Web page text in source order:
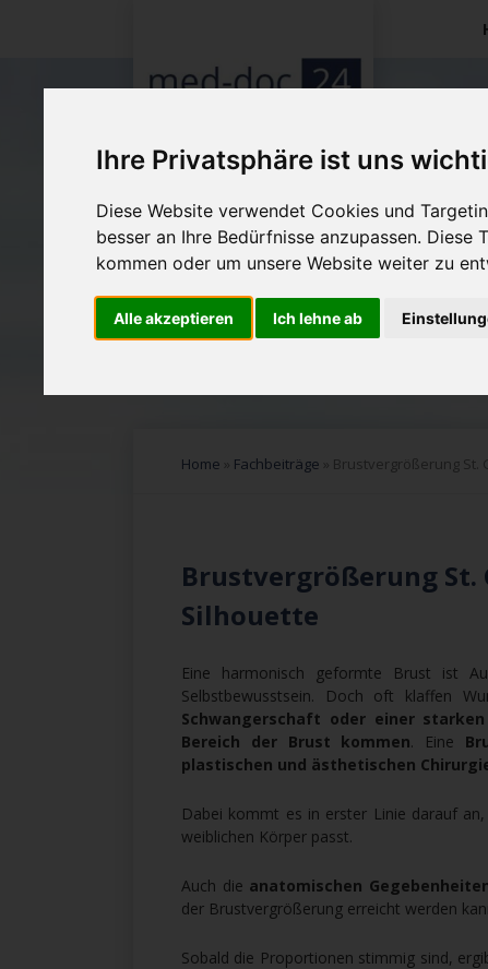
Ihre Privatsphäre ist uns
Diese Website verwendet Cookies und
besser an Ihre Bedürfnisse anzupassen.
kommen oder um unsere Website weiter zu
Alle akzeptieren Ich lehne ab
Home Fachbeiträge Brustvergrößerung St.
Brustvergrößerung
Silhouette
Eine harmonisch geformte Brust ist
Selbstbewusstsein. Doch oft klaffen
Schwangerschaft oder einer
Bereich der Brust kommen. Eine
plastischen und ästhetischen
Dabei kommt es in erster Linie darauf
weiblichen Körper passt.
Auch die anatomischen
der Brustvergrößerung erreicht werden
Sobald die Proportionen stimmig sind,